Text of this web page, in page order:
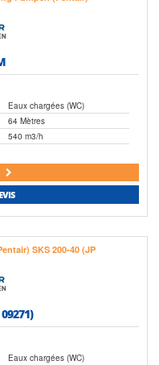
Eaux chargées (WC)
64 Mètres
540 m3/h
Eaux chargées (WC)